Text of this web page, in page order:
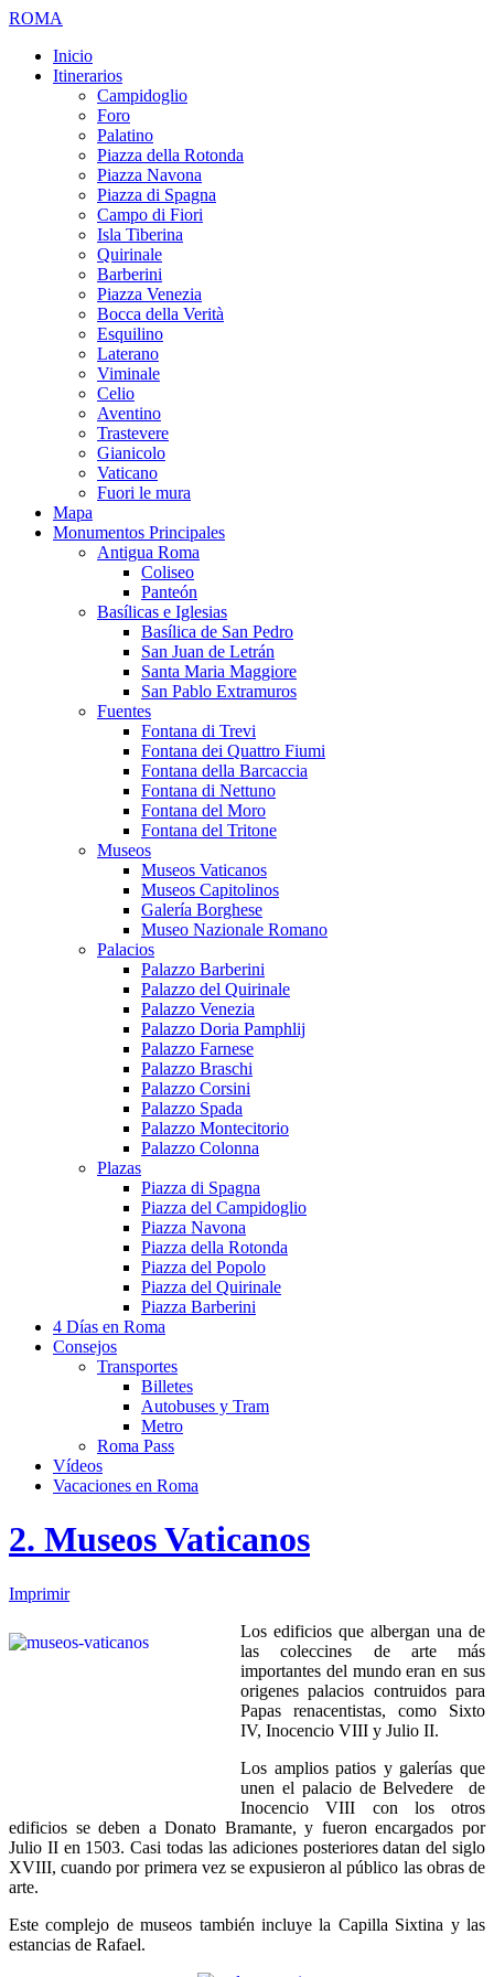
ROMA
Inicio
Itinerarios
Campidoglio
Foro
Palatino
Piazza della Rotonda
Piazza Navona
Piazza di Spagna
Campo di Fiori
Isla Tiberina
Quirinale
Barberini
Piazza Venezia
Bocca della Verità
Esquilino
Laterano
Viminale
Celio
Aventino
Trastevere
Gianicolo
Vaticano
Fuori le mura
Mapa
Monumentos Principales
Antigua Roma
Coliseo
Panteón
Basílicas e Iglesias
Basílica de San Pedro
San Juan de Letrán
Santa Maria Maggiore
San Pablo Extramuros
Fuentes
Fontana di Trevi
Fontana dei Quattro Fiumi
Fontana della Barcaccia
Fontana di Nettuno
Fontana del Moro
Fontana del Tritone
Museos
Museos Vaticanos
Museos Capitolinos
Galería Borghese
Museo Nazionale Romano
Palacios
Palazzo Barberini
Palazzo del Quirinale
Palazzo Venezia
Palazzo Doria Pamphlij
Palazzo Farnese
Palazzo Braschi
Palazzo Corsini
Palazzo Spada
Palazzo Montecitorio
Palazzo Colonna
Plazas
Piazza di Spagna
Piazza del Campidoglio
Piazza Navona
Piazza della Rotonda
Piazza del Popolo
Piazza del Quirinale
Piazza Barberini
4 Días en Roma
Consejos
Transportes
Billetes
Autobuses y Tram
Metro
Roma Pass
Vídeos
Vacaciones en Roma
2. Museos Vaticanos
Imprimir
Los edificios que albergan una de
las coleccines de arte más
importantes del mundo eran en sus
origenes palacios contruidos para
Papas renacentistas, como Sixto
IV, Inocencio VIII y Julio II.
Los amplios patios y galerías que
unen el palacio de Belvedere de
Inocencio VIII con los otros
edificios se deben a Donato Bramante, y fueron encargados por
Julio II en 1503. Casi todas las adiciones posteriores datan del siglo
XVIII, cuando por primera vez se expusieron al público las obras de
arte.
Este complejo de museos también incluye la Capilla Sixtina y las
estancias de Rafael.